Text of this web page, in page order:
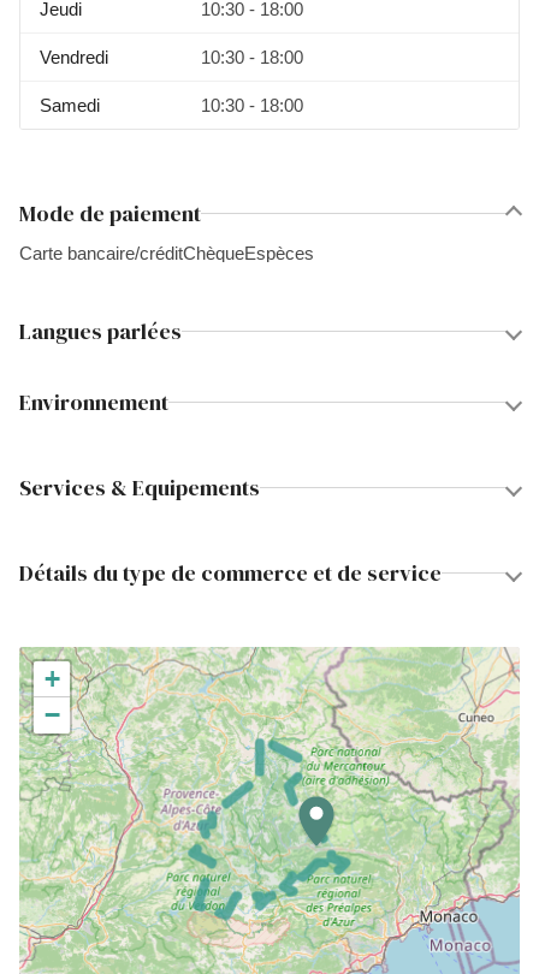
Jeudi 10:30 - 18:00
Vendredi 10:30 - 18:00
Samedi 10:30 - 18:00
Mode de paiement
Carte bancaire/créditChèqueEspèces
Langues parlées
Environnement
Services & Equipements
Détails du type de commerce et de service
+
−